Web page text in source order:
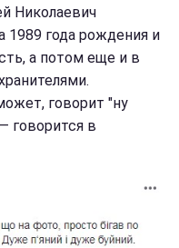
Николаевич
1989 года рождения и
а потом еще и в
говорит "ну
говорится в